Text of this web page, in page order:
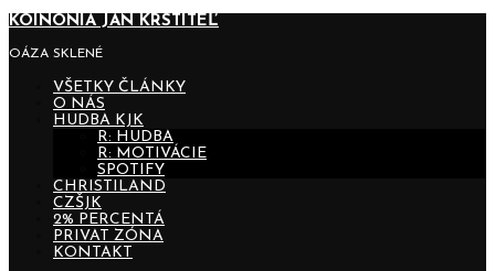
KOINONIA JÁN KRSTITEĽ
OÁZA SKLENÉ
VŠETKY ČLÁNKY
O NÁS
HUDBA KJK
R: HUDBA
R: MOTIVÁCIE
SPOTIFY
CHRISTILAND
CZŠJK
2% PERCENTÁ
PRIVAT ZÓNA
KONTAKT